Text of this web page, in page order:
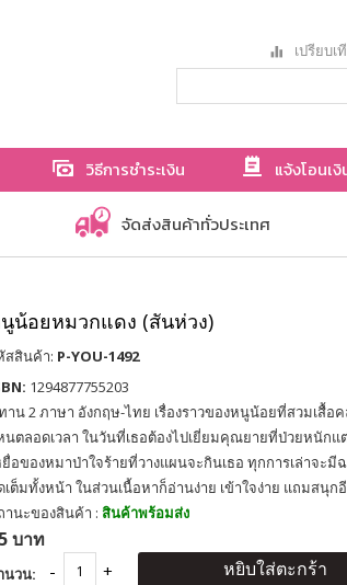
เปรียบเ
วิธีการชำระเงิน แจ้งโอนเงิ
จัดส่งสินค้าทั่วประเทศ
น้อยหมวกแดง (สันห่วง)
สสินค้า: P-YOU-1492
1294877755203
าน 2 ภาษา อังกฤษ-ไทย เรื่องราวของหนูน้อยที่สวมเสื้อ
นตลอดเวลา ในวันที่เธอต้องไปเยี่ยมคุณยายที่ป่วยหนักแ
ยื่อของหมาป่าใจร้ายที่วางแผนจะกินเธอ ทุกการเล่าจะมี
เต็มทั้งหน้า ในส่วนเนื้อหาก็อ่านง่าย เข้าใจง่าย แถมสนุก
านะของสินค้า : สินค้าพร้อมส่ง
บาท
นวน: หยิบใส่ตะกร้า